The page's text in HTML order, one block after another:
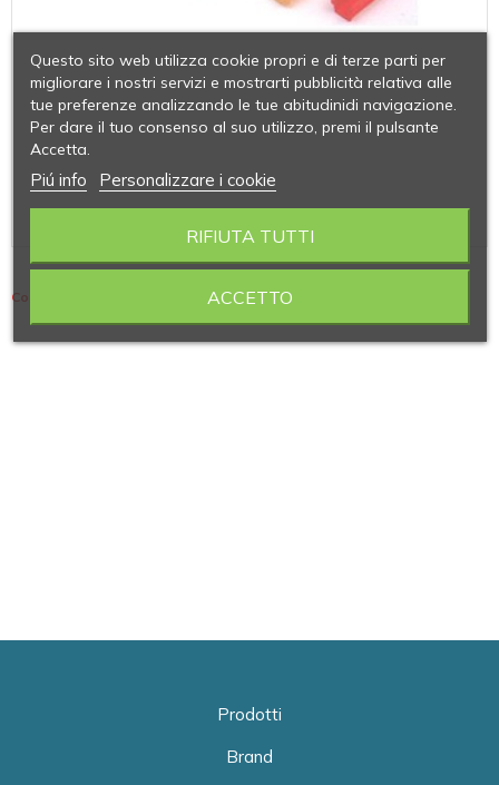
Contiene 3 articoli
Prodotti
Brand
Questo sito web utilizza cookie propri e di terze parti per
migliorare i nostri servizi e mostrarti pubblicità relativa alle
tue preferenze analizzando le tue abitudinidi navigazione.
Per dare il tuo consenso al suo utilizzo, premi il pulsante
Accetta.
Piú info Personalizzare i cookie
RIFIUTA TUTTI
ACCETTO